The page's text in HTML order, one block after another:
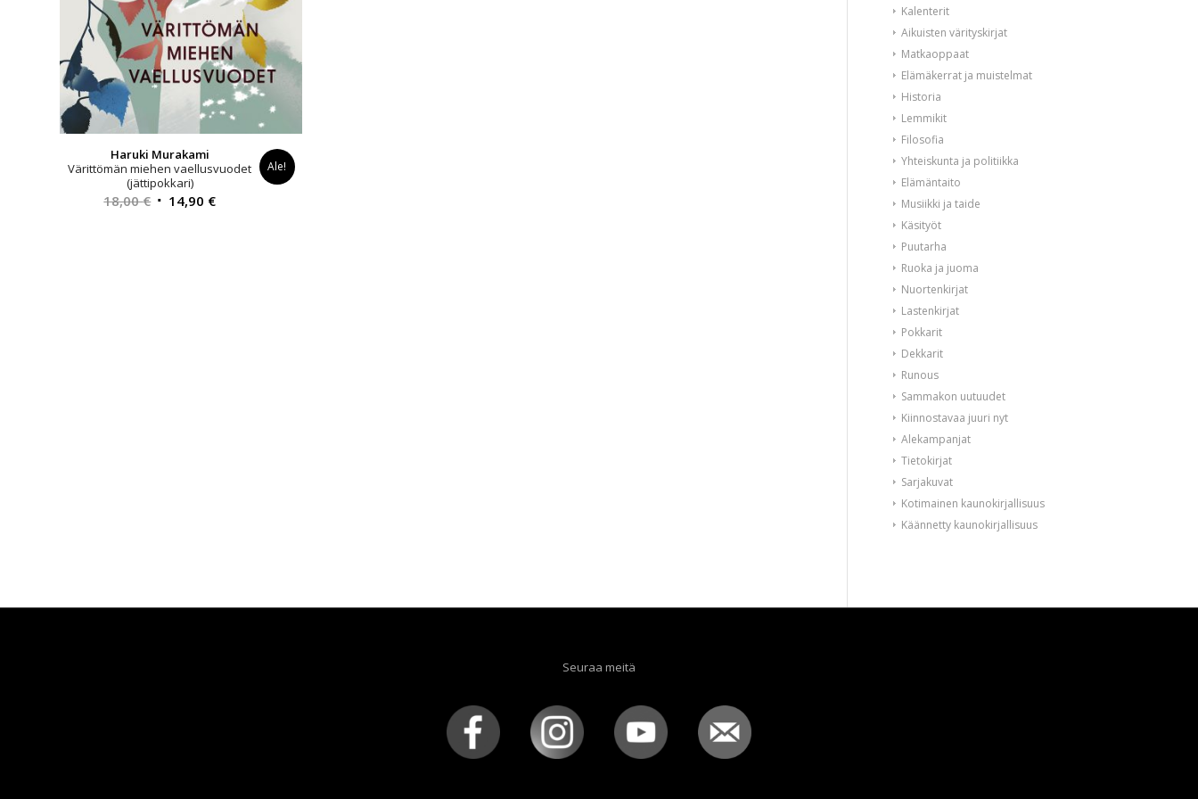
Haruki Murakami
Värittömän miehen vaellusvuodet
(jättipokkari)
18,00€ Alkuperäinen
14,90 €Nykyinen
Ale!
Kalenterit
Aikuisten värityskirjat
Matkaoppaat
Elämäkerrat ja muistelmat
Historia
Lemmikit
Filosofia
Yhteiskunta ja politiikka
Elämäntaito
Musiikki ja taide
Käsityöt
Puutarha
Ruoka ja juoma
Nuortenkirjat
Lastenkirjat
Pokkarit
Dekkarit
Runous
Sammakon uutuudet
Kiinnostavaa juuri nyt
Alekampanjat
Tietokirjat
Sarjakuvat
Kotimainen kaunokirjallisuus
Käännetty kaunokirjallisuus
Seuraa meitä